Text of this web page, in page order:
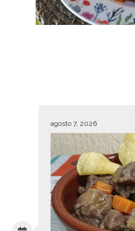
agosto 7, 2026